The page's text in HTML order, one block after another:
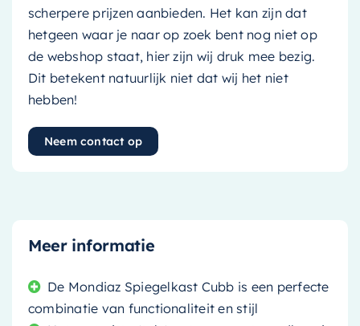
scherpere prijzen aanbieden. Het kan zijn dat
hetgeen waar je naar op zoek bent nog niet op
de webshop staat, hier zijn wij druk mee bezig.
Dit betekent natuurlijk niet dat wij het niet
hebben!
Neem contact op
Meer informatie
De Mondiaz Spiegelkast Cubb is een perfecte
combinatie van functionaliteit en stijl